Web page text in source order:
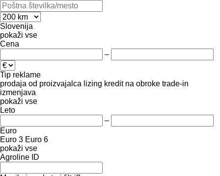
Slovenija
pokaži vse
Cena
–
Tip reklame
prodaja od proizvajalca lizing kredit na obroke trade-in
izmenjava
pokaži vse
Leto
–
Euro
Euro 3 Euro 6
pokaži vse
Agroline ID